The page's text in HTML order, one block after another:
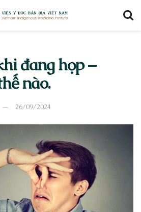
đang họp –
nào.
26/09/2024